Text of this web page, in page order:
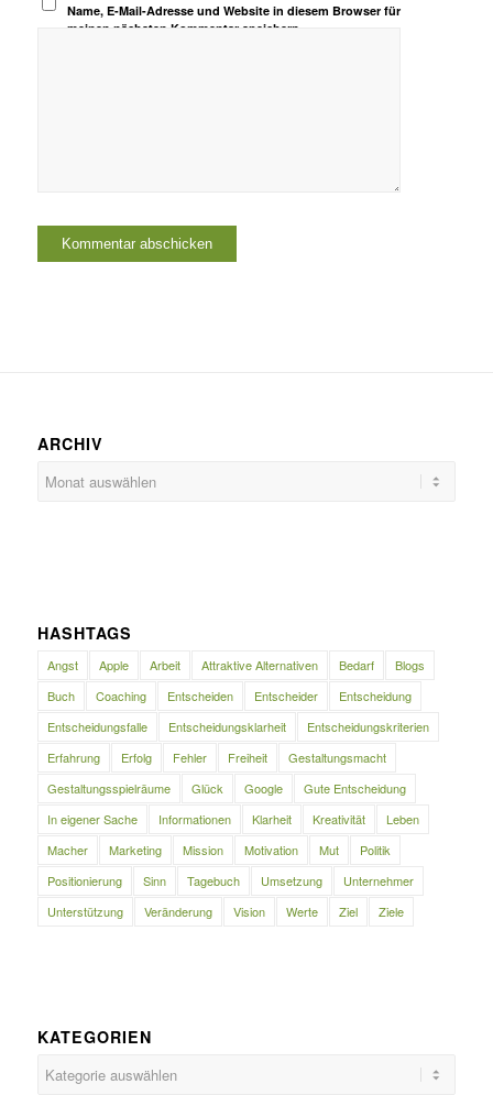
Name, E-Mail-Adresse und Website in diesem Browser für
meinen nächsten Kommentar speichern.
ARCHIV
HASHTAGS
Angst Apple Arbeit Attraktive Alternativen Bedarf
Blogs
Buch
Coaching Entscheiden Entscheider
Entscheidung
Entscheidungsfalle
Entscheidungsklarheit
Entscheidungskriterien
Erfahrung
Erfolg Fehler Freiheit
Gestaltungsmacht
Gestaltungsspielräume
Glück Google
Gute Entscheidung
In eigener Sache
Informationen Klarheit Kreativität
Leben
Macher
Marketing Mission Motivation Mut
Politik
Positionierung
Sinn Tagebuch Umsetzung
Unternehmer
Unterstützung
Veränderung Vision Werte Ziel Ziele
KATEGORIEN